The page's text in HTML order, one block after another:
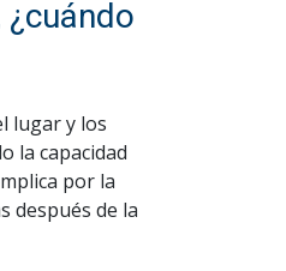
lugar y los
la capacidad
por la
después de la